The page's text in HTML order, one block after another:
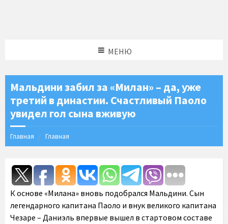
МЕНЮ
Мальдини забил за «Милан» – да, уже
третий в династии. Счастливый Паоло
увидел гол сына вживую
Главная Главная
К основе «Милана» вновь подобрался Мальдини. Сын
легендарного капитана Паоло и внук великого капитана
Чезаре – Даниэль впервые вышел в стартовом составе